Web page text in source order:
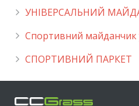
УНІВЕРСАЛЬНИЙ
Cпортивний
СПОРТИВНИЙ ПАРКЕТ